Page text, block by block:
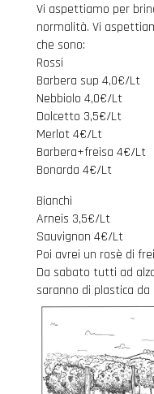
Vi aspettiamo per
normalità. Vi
che sono:
Rossi
Barbera sup 4,0€/Lt
Nebbiolo 4,0€/Lt
Dolcetto 3,5€/Lt
Merlot 4€/Lt
Barbera+freisa 4€/Lt
Bonarda 4€/Lt
Bianchi
Arneis 3,5€/Lt
Sauvignon 4€/Lt
Poi avrei un rosè di
Da sabato tutti ad
saranno di plastica da